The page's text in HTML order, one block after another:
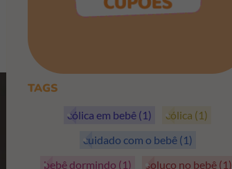
TAGS
cólica em bebê (1) cólica (1)
cuidado com o bebê (1)
bebê dormindo (1) soluço no bebê (1)